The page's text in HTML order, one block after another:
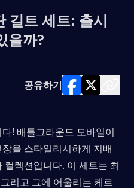
길트 세트: 출시
을까?
공유하기
! 배틀그라운드 모바일이
을 스타일리시하게 지배
렉션입니다. 이 세트는 최
리고 그에 어울리는 케르